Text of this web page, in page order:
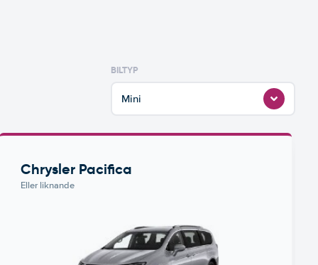
BILTYP
Mini
Chrysler Pacifica
Eller liknande